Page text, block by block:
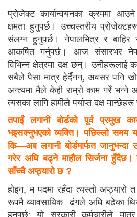
प्रोजेक्ट कार्यान्वयनका क्रममा
क्षमता हुनुपर्छ। उच्चस्तरीय
संलग्न हुनुपर्छ। नेपालभित्र र बाहिर
आकर्षित गर्नुपर्छ। आज संसारभर
विभिन्न क्षेत्रमा दक्ष छन्। उनीहरूलाई
सबैले पैसा मात्र हेर्दैनन्, अवसर पनि
अन्त्यमा मैले केही राम्रो काम गरेँ भन्ने
त्यसका लागि हामीले पर्याप्त दक्ष
तपाईं लगानी बोर्डको पूर्व प्रमुख
भइसक्नुभएको व्यक्ति। पछिल्लो समय
कि—अब लगानी बोर्डमार्फत जानुभन्दा
गरेर अघि बढ्ने माहौल सिर्जना हुँदैछ।
साँच्चै अप्ठ्यारो छ ?
होइन, म पदमा रहँदा त्यस्तो अप्ठ्यारो
रूपमै व्यावसायिक ढंगले अघि बढेका
हुनुपर्छ; यो सरकारी कर्मचारीले